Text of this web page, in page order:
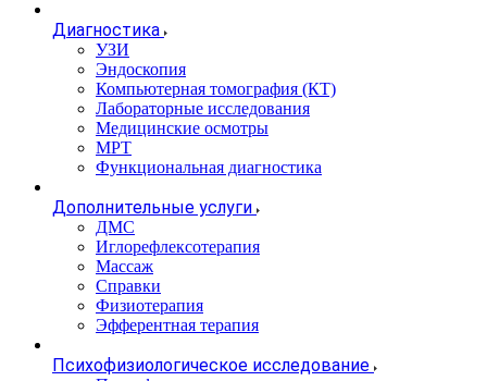
Диагностика
УЗИ
Эндоскопия
Компьютерная томография (КТ)
Лабораторные исследования
Медицинские осмотры
МРТ
Функциональная диагностика
Дополнительные услуги
ДМС
Иглорефлексотерапия
Массаж
Справки
Физиотерапия
Эфферентная терапия
Психофизиологическое исследование